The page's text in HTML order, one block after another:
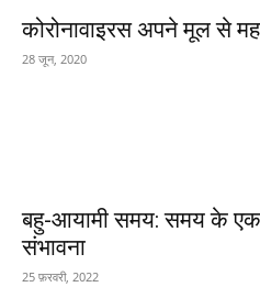
कोरोनावाइरस अपने मूल से
28 जून, 2020
बहु-आयामी समय: समय के
संभावना
25 फ़रवरी, 2022